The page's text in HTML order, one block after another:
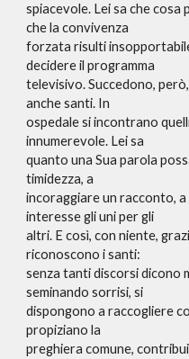
spiacevole. Lei sa che cosa
che la convivenza
forzata risulti
decidere il programma
televisivo. Succedono,
anche santi. In
ospedale si incontrano
innumerevole. Lei sa
quanto una Sua parola
timidezza, a
incoraggiare un racconto,
interesse gli uni per gli
altri. E così, con niente,
riconoscono i santi:
senza tanti discorsi
seminando sorrisi, si
dispongono a raccogliere
propiziano la
preghiera comune,